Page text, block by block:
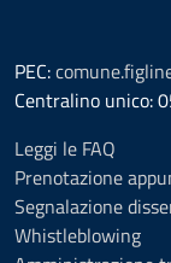
PEC:
Centralino unico:
Leggi le FAQ
Prenotazione
Segnalazione
Whistleblowing